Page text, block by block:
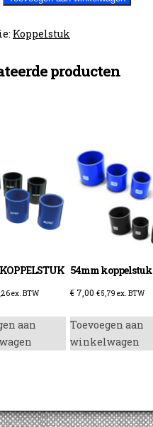
Koppelstuk
producten
ex. BTW
aan
54mm koppelstuk
€7,00 €5,79 ex. BTW
Toevoegen aan
winkelwagen